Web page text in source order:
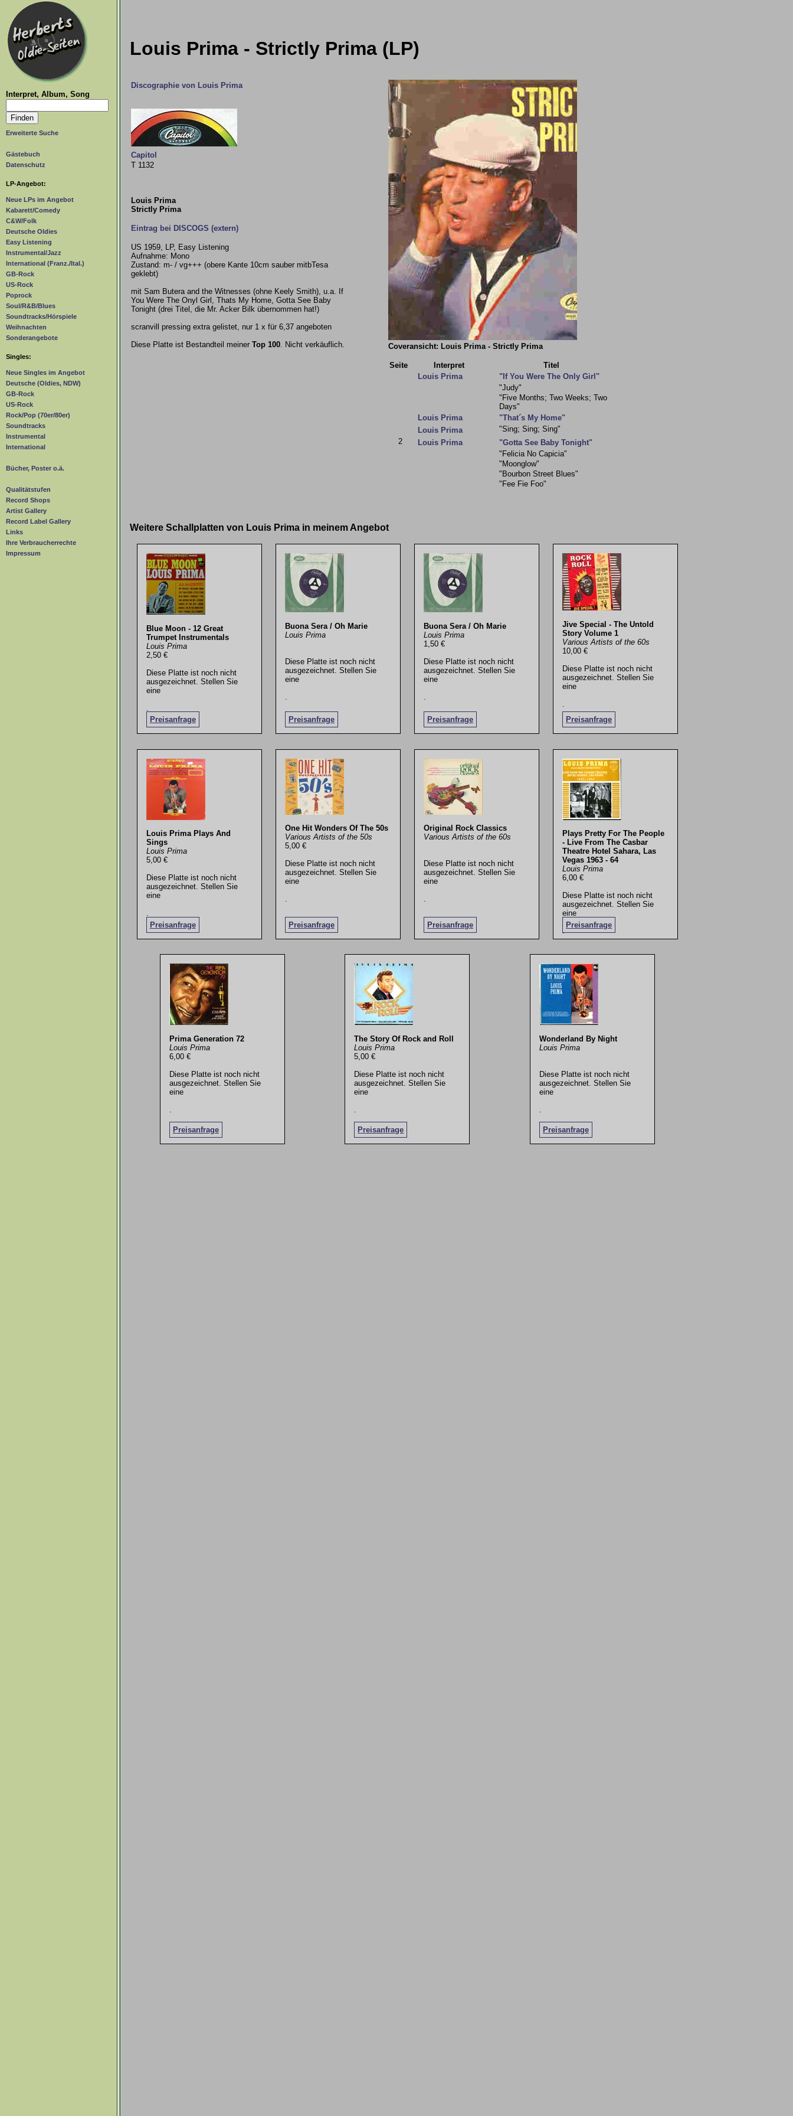
Interpret, Album, Song
Erweiterte Suche
Gästebuch
Datenschutz
LP-Angebot:
Neue LPs im Angebot
Kabarett/Comedy
C&W/Folk
Deutsche Oldies
Easy Listening
Instrumental/Jazz
International (Franz./Ital.)
GB-Rock
US-Rock
Poprock
Soul/R&B/Blues
Soundtracks/Hörspiele
Weihnachten
Sonderangebote
Singles:
Neue Singles im Angebot
Deutsche (Oldies, NDW)
GB-Rock
US-Rock
Rock/Pop (70er/80er)
Soundtracks
Instrumental
International
Bücher, Poster o.ä.
Qualitätstufen
Record Shops
Artist Gallery
Record Label Gallery
Links
Ihre Verbraucherrechte
Impressum
Louis Prima - Strictly Prima (LP)
Discographie von Louis Prima
Capitol
T 1132
Louis Prima
Strictly Prima
Eintrag bei DISCOGS (extern)
US 1959, LP, Easy Listening
Aufnahme: Mono
Zustand: m- / vg+++ (obere Kante 10cm sauber mitbTesa
geklebt)
mit Sam Butera and the Witnesses (ohne Keely Smith), u.a. If
You Were The Onyl Girl, Thats My Home, Gotta See Baby
Tonight (drei Titel, die Mr. Acker Bilk übernommen hat!)
scranvill pressing extra gelistet, nur 1 x für 6,37 angeboten
Diese Platte ist Bestandteil meiner Top 100. Nicht verkäuflich. Coveransicht: Louis Prima - Strictly Prima
Seite Interpret
Titel
Louis Prima
"If You Were The Only Girl"
"Judy"
"Five Months; Two Weeks; Two
Days"
Louis Prima
"That´s My Home"
Louis Prima
"Sing; Sing; Sing"
2
Louis Prima
"Gotta See Baby Tonight"
"Felicia No Capicia"
"Moonglow"
"Bourbon Street Blues"
"Fee Fie Foo"
Weitere Schallplatten von Louis Prima in meinem Angebot
Blue Moon - 12 Great
Trumpet Instrumentals
Louis Prima
2,50 €
Diese Platte ist noch nicht
ausgezeichnet. Stellen Sie
eine
Preisanfrage
Buona Sera / Oh Marie
Louis Prima
Diese Platte ist noch nicht
ausgezeichnet. Stellen Sie
eine
Preisanfrage
Buona Sera / Oh Marie
Louis Prima
1,50 €
Diese Platte ist noch nicht
ausgezeichnet. Stellen Sie
eine
Preisanfrage
Jive Special - The Untold
Story Volume 1
Various Artists of the 60s
10,00 €
Diese Platte ist noch nicht
ausgezeichnet. Stellen Sie
eine
Preisanfrage
Louis Prima Plays And
Sings
Louis Prima
5,00 €
Diese Platte ist noch nicht
ausgezeichnet. Stellen Sie
eine
Preisanfrage
.
One Hit Wonders Of The 50s
Various Artists of the 50s
5,00 €
Diese Platte ist noch nicht
ausgezeichnet. Stellen Sie
eine
Preisanfrage
.
Original Rock Classics
Various Artists of the 60s
Diese Platte ist noch nicht
ausgezeichnet. Stellen Sie
eine
Preisanfrage
.
Plays Pretty For The People
- Live From The Casbar
Theatre Hotel Sahara, Las
Vegas 1963 - 64
Louis Prima
6,00 €
Diese Platte ist noch nicht
ausgezeichnet. Stellen Sie
eine
Preisanfrage
.
Prima Generation 72
Louis Prima
6,00 €
Diese Platte ist noch nicht
ausgezeichnet. Stellen Sie
eine
Preisanfrage
The Story Of Rock and Roll
Louis Prima
5,00 €
Diese Platte ist noch nicht
ausgezeichnet. Stellen Sie
eine
Preisanfrage
Wonderland By Night
Louis Prima
Diese Platte ist noch nicht
ausgezeichnet. Stellen Sie
eine
Preisanfrage